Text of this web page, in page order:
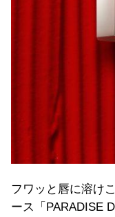
フワッと唇に溶け
ース「PARADISE